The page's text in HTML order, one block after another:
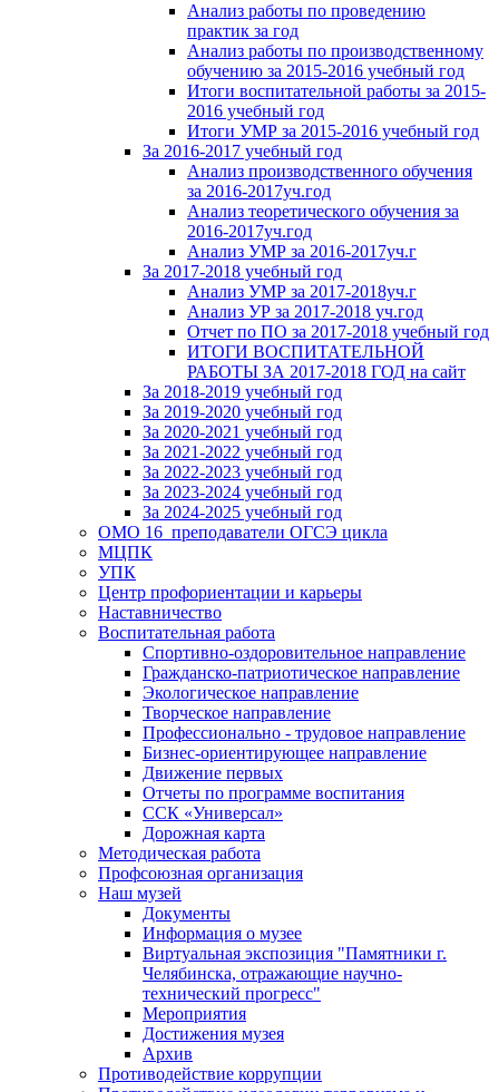
Анализ работы по проведению
практик за год
Анализ работы по производственному
обучению за 2015-2016 учебный год
Итоги воспитательной работы за 2015-
2016 учебный год
Итоги УМР за 2015-2016 учебный год
За 2016-2017 учебный год
Анализ производственного обучения
за 2016-2017уч.год
Анализ теоретического обучения за
2016-2017уч.год
Анализ УМР за 2016-2017уч.г
За 2017-2018 учебный год
Анализ УМР за 2017-2018уч.г
Анализ УР за 2017-2018 уч.год
Отчет по ПО за 2017-2018 учебный год
ИТОГИ ВОСПИТАТЕЛЬНОЙ
РАБОТЫ ЗА 2017-2018 ГОД на сайт
За 2018-2019 учебный год
За 2019-2020 учебный год
За 2020-2021 учебный год
За 2021-2022 учебный год
За 2022-2023 учебный год
За 2023-2024 учебный год
За 2024-2025 учебный год
ОМО 16_преподаватели ОГСЭ цикла
МЦПК
УПК
Центр профориентации и карьеры
Наставничество
Воспитательная работа
Спортивно-оздоровительное направление
Гражданско-патриотическое направление
Экологическое направление
Творческое направление
Профессионально - трудовое направление
Бизнес-ориентирующее направление
Движение первых
Отчеты по программе воспитания
ССК «Универсал»
Дорожная карта
Методическая работа
Профсоюзная организация
Наш музей
Документы
Информация о музее
Виртуальная экспозиция "Памятники г.
Челябинска, отражающие научно-
технический прогресс"
Мероприятия
Достижения музея
Архив
Противодействие коррупции